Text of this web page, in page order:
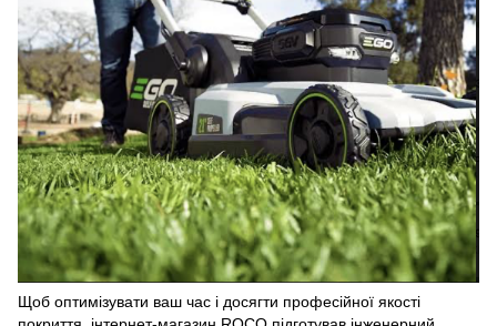
Щоб оптимізувати ваш час і досягти професійної якості